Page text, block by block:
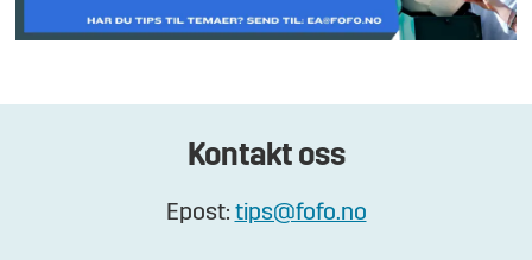
Kontakt oss
Epost: tips@fofo.no